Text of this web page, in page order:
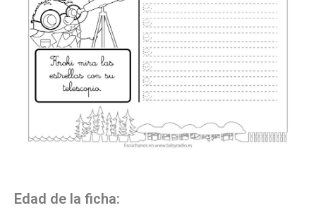
Edad de la ficha: